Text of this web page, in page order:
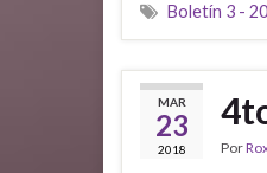
Boletín 3 -
MAR
23
2018 Por